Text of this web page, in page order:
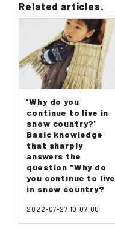
Related articles.
'Why do you
continue to live in
snow country?'
Basic knowledge
that sharply
answers the
question "Why do
you continue to live
in snow country?
2022-07-27 10:07:00